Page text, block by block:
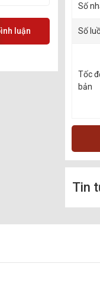
luận
Số
Số
Tốc
bản
Tin